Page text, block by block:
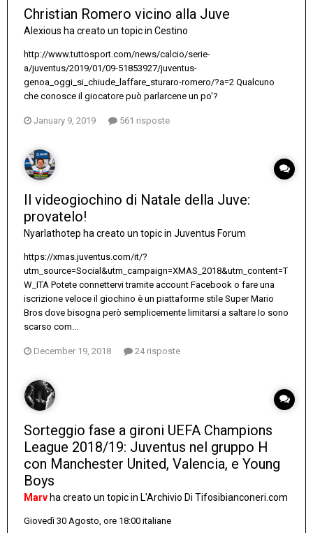
Christian Romero vicino alla Juve
Alexious ha creato un topic in Cestino
http://www.tuttosport.com/news/calcio/serie-
a/juventus/2019/01/09-51853927/juventus-
genoa_oggi_si_chiude_laffare_sturaro-romero/?a=2 Qualcuno
che conosce il giocatore può parlarcene un po'?
January 9, 2019 561 risposte
Il videogiochino di Natale della Juve:
provatelo!
Nyarlathotep ha creato un topic in Juventus Forum
https://xmas.juventus.com/it/?
utm_source=Social&utm_campaign=XMAS_2018&utm_content=T
W_ITA Potete connettervi tramite account Facebook o fare una
iscrizione veloce il giochino è un piattaforme stile Super Mario
Bros dove bisogna però semplicemente limitarsi a saltare Io sono
scarso com...
December 19, 2018 24 risposte
Sorteggio fase a gironi UEFA Champions
League 2018/19: Juventus nel gruppo H
con Manchester United, Valencia, e Young
Boys
Marv ha creato un topic in L'Archivio Di Tifosibianconeri.com
Giovedì 30 Agosto, ore 18:00 italiane